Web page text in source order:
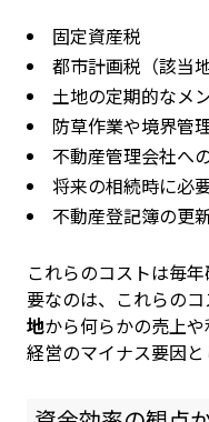
固定資産税
都市計画税（該当
土地の定期的なメ
防草作業や境界管
不動産管理会社へ
将来の相続時に必
不動産登記簿の更
これらのコストは毎
要なのは、これらの
地から何らかの売上
経営のマイナス要因と